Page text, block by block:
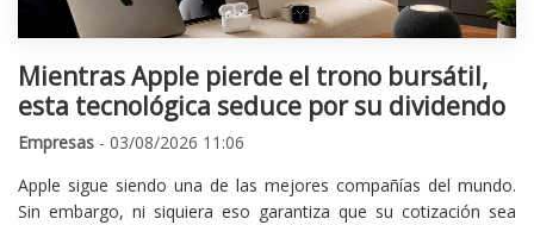
Mientras Apple pierde el trono bursátil,
esta tecnológica seduce por su dividendo
Empresas - 03/08/2026 11:06
Apple sigue siendo una de las mejores compañías del mundo.
Sin embargo, ni siquiera eso garantiza que su cotización sea